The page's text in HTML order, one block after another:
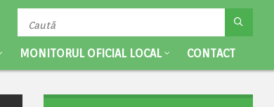
MONITORUL OFICIAL LOCAL CONTACT